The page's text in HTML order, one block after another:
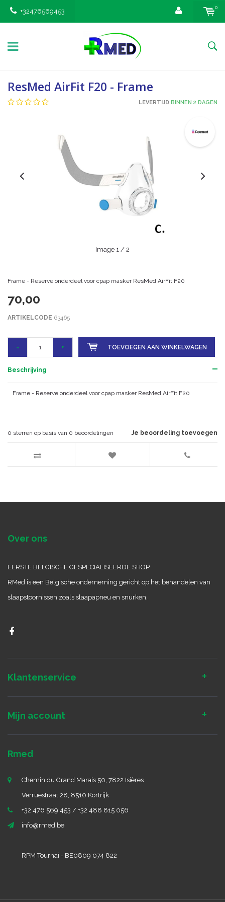
+32476569453
0
ResMed AirFit F20 - Frame
LEVERTIJD BINNEN 2 DAGEN
Image 1 / 2
Frame - Reserve onderdeel voor cpap masker ResMed AirFit F20
70,00
ARTIKELCODE 63465
- + TOEVOEGEN AAN WINKELWAGEN
Beschrijving
Frame - Reserve onderdeel voor cpap masker ResMed AirFit F20
Je beoordeling toevoegen
0 sterren op basis van 0 beoordelingen
Over ons
EERSTE BELGISCHE GESPECIALISEERDE SHOP
RMed is een Belgische onderneming gericht op het behandelen van
slaapstoornissen zoals slaapapneu en snurken.
Klantenservice
Mijn account
Rmed
Chemin du Grand Marais 50, 7822 Isières
Verruestraat 28, 8510 Kortrijk
+32 476 569 453 / +32 488 815 056
info@rmed.be
RPM Tournai - BE0809 074 822